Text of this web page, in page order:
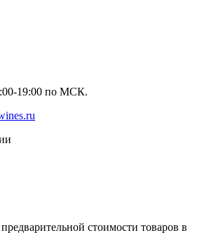
19:00 по МСК.
стоимости товаров в